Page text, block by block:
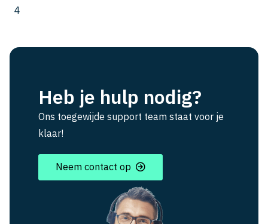
4
Heb je hulp nodig?
Ons toegewijde support team staat voor je
klaar!
Neem contact op